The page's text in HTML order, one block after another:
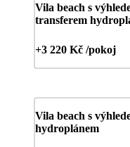
Vila beach s
transferem
+3 220 Kč /pokoj
Vila beach s
hydroplánem